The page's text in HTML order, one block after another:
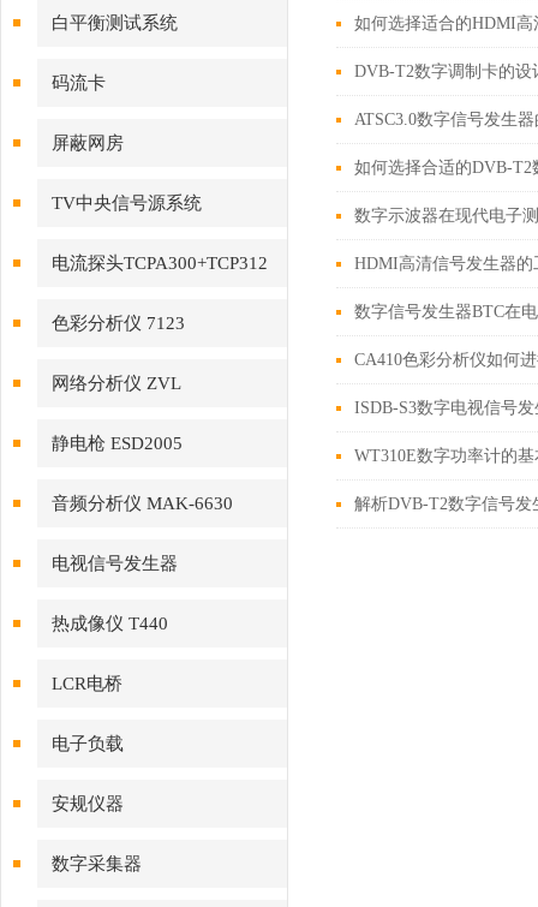
白平衡测试系统
码流卡
DTA1107S（JH3200A）
屏蔽网房
TV中央信号源系统
电流探头TCPA300+TCP312
色彩分析仪 7123
网络分析仪 ZVL
静电枪 ESD2005
音频分析仪 MAK-6630
电视信号发生器
热成像仪 T440
LCR电桥
电子负载
安规仪器
数字采集器
如何选择适合的HDMI高
DVB-T2数字调制卡的设
ATSC3.0数字信号发生
如何选择合适的DVB-T2
数字示波器在现代电子
HDMI高清信号发生器的
数字信号发生器BTC在
CA410色彩分析仪如何
ISDB-S3数字电视信号
WT310E数字功率计的
解析DVB-T2数字信号发